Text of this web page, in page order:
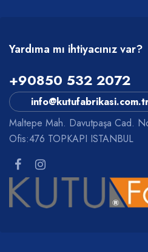
Yardıma mı ihtiyacınız var?
+90850 532 2072
Maltepe Mah. Davutpaşa Cad.
Ofis:476 TOPKAPI ISTANBUL